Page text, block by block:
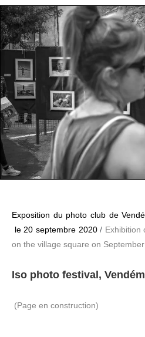
Exposition du photo club de
le 20 septembre 2020/ Exhibition
on the village square on
Iso photo festival,
(Page en construction)